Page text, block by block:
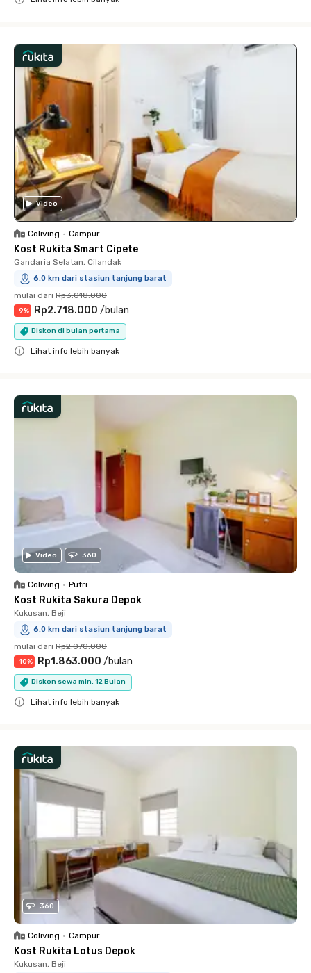
Video
Coliving • Campur
Kost Rukita Smart Cipete
Gandaria Selatan, Cilandak
6.0 km dari stasiun tanjung barat
mulai dari Rp3.018.000
-9% Rp2.718.000 /bulan
Diskon di bulan pertama
Lihat info lebih banyak
Video 360
Coliving • Putri
Kost Rukita Sakura Depok
Kukusan, Beji
6.0 km dari stasiun tanjung barat
mulai dari Rp2.070.000
-10% Rp1.863.000 /bulan
Diskon sewa min. 12 Bulan
Lihat info lebih banyak
360
Coliving • Campur
Kost Rukita Lotus Depok
Kukusan, Beji